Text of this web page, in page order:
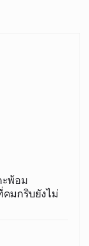
ะพ้อม
มกริบยังไม่